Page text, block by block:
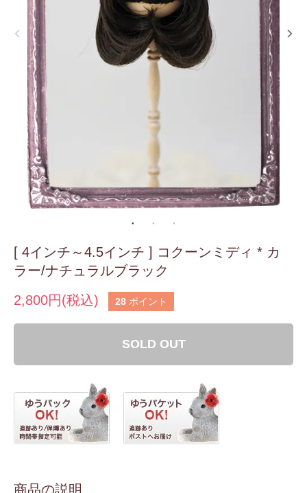
[ 4インチ～4.5インチ ] コクーンミディ * カ
ラー/ナチュラルブラック
2,800円(税込)
28 ポイント
SOLD OUT
商品の説明